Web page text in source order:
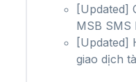
[Updated]
MSB SMS
[Updated]
giao dịch